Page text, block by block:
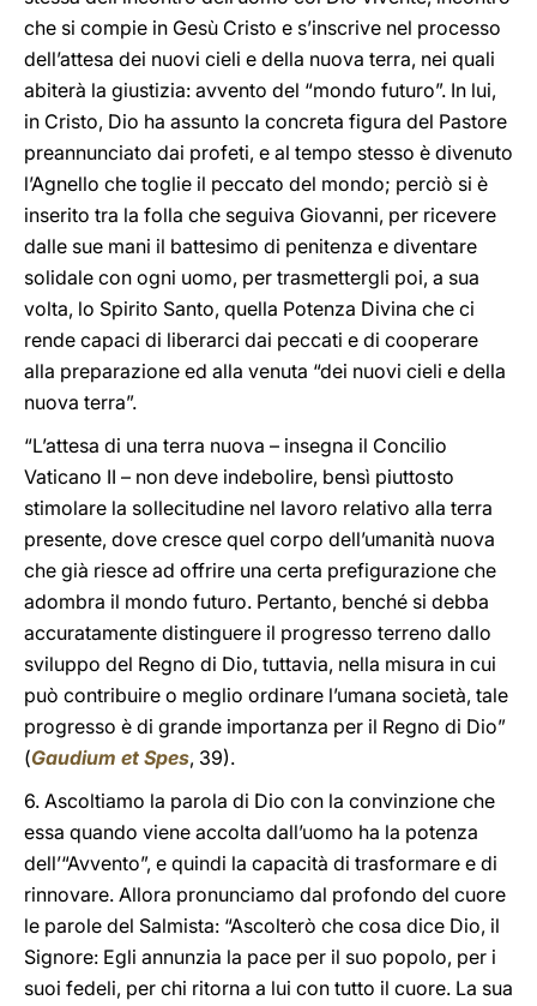
che si compie in Gesù Cristo e s’inscrive nel processo
dell’attesa dei nuovi cieli e della nuova terra, nei quali
abiterà la giustizia: avvento del “mondo futuro”. In lui,
in Cristo, Dio ha assunto la concreta figura del Pastore
preannunciato dai profeti, e al tempo stesso è divenuto
l’Agnello che toglie il peccato del mondo; perciò si è
inserito tra la folla che seguiva Giovanni, per ricevere
dalle sue mani il battesimo di penitenza e diventare
solidale con ogni uomo, per trasmettergli poi, a sua
volta, lo Spirito Santo, quella Potenza Divina che ci
rende capaci di liberarci dai peccati e di cooperare
alla preparazione ed alla venuta “dei nuovi cieli e della
nuova terra”.
“L’attesa di una terra nuova – insegna il Concilio
Vaticano II – non deve indebolire, bensì piuttosto
stimolare la sollecitudine nel lavoro relativo alla terra
presente, dove cresce quel corpo dell’umanità nuova
che già riesce ad offrire una certa prefigurazione che
adombra il mondo futuro. Pertanto, benché si debba
accuratamente distinguere il progresso terreno dallo
sviluppo del Regno di Dio, tuttavia, nella misura in cui
può contribuire o meglio ordinare l’umana società, tale
progresso è di grande importanza per il Regno di Dio”
(Gaudium et Spes, 39).
6. Ascoltiamo la parola di Dio con la convinzione che
essa quando viene accolta dall’uomo ha la potenza
dell’“Avvento”, e quindi la capacità di trasformare e di
rinnovare. Allora pronunciamo dal profondo del cuore
le parole del Salmista: “Ascolterò che cosa dice Dio, il
Signore: Egli annunzia la pace per il suo popolo, per i
suoi fedeli, per chi ritorna a lui con tutto il cuore. La sua